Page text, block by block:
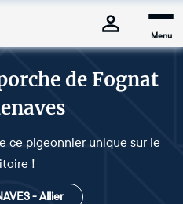
Menu
de Fognat
ce pigeonnier unique sur le
!
- Allier